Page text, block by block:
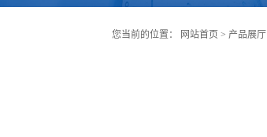
您当前的位置： 网站首页 > 产品展厅